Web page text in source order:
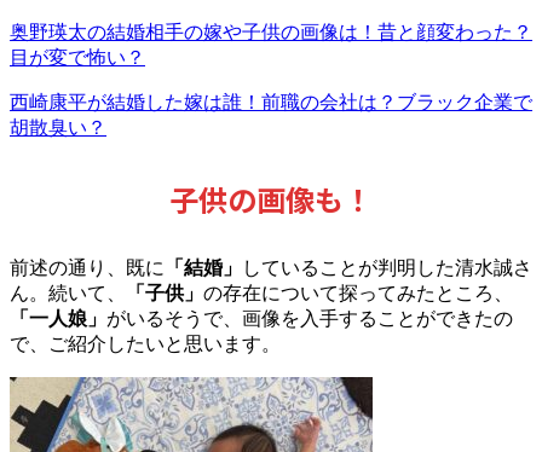
奥野瑛太の結婚相手の嫁や子供の画像は！昔と顔変わった？
目が変で怖い？
西崎康平が結婚した嫁は誰！前職の会社は？ブラック企業で
胡散臭い？
子供の画像も！
前述の通り、既に 「結婚」
していることが判明した清水誠さ
ん。続いて、
「子供」 の存在について探ってみたところ、
「一人娘」 がいるそうで、画像を入手することができたの
で、ご紹介したいと思います。